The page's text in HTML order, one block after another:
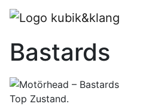
Motörhead –
Bastards
Top Zustand.